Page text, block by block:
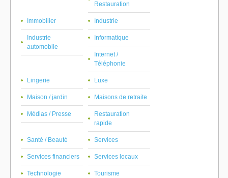
Restauration
Immobilier Industrie
Industrie
automobile
Informatique
Internet /
Téléphonie
Lingerie Luxe
Maison / jardin Maisons de retraite
Médias / Presse
Restauration
rapide
Santé / Beauté Services
Services financiers Services locaux
Technologie Tourisme